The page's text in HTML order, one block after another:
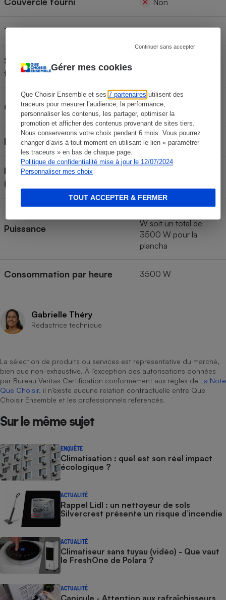
Gérer mes cookies
Que Choisir Ensemble et ses7 partenaires utilisent des
traceurs pour mesurer l’audience, la performance,
personnaliser les contenus, les partager, optimiser la
promotion et afficher des contenus provenant de sites tiers.
Nous conserverons votre choix pendant 6 mois. Vous pourrez
changer d’avis à tout moment en utilisant le lien « paramétrer
les traceurs » en bas de chaque page.
Politique de confidentialité mise à jour le 12/07/2024
Personnaliser mes choix
Continuer sans accepter
TOUT ACCEPTER & FERMER
Non
Type d'allumage des flammes n. a.
Sécurité de l’extinction des
flammes (gaz uniquement)
Garantie
Pas de garantie
spécifique
Pays de fabrication France
Dimensions de plancha
(longueur x largeur x hauteur)
Puissance
W soit un total de
3500 W pour la
plancha
Consommation par heure 3500 W
Gabrielle Théry
Rédactrice technique
La sélection de produits ou services est représentative du marché,
bien que non-exhaustive. À l’exception des autorisations données
par Bureau Veritas Certification conformément aux règles de La Note
Que Choisir, il n’existe aucune relation contractuelle entre Que
Choisir Ensemble et les professionnels référencés.
Sur le même sujet
ENQUÊTE
Climatisation : quel est son réel impact
écologique ?
ACTUALITÉ
Rappel Lidl : un nettoyeur de sols
Silvercrest présente un risque d’incendie
ACTUALITÉ
Climatiseur sans tuyau (vidéo) - Que vaut
le FreshOne de Polara ?
ACTUALITÉ